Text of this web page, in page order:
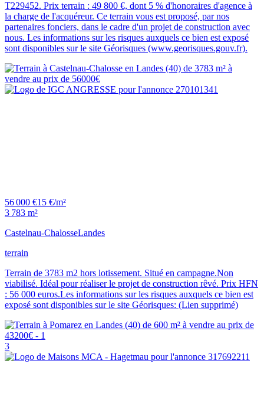
T229452. Prix terrain : 49 800 €, dont 5 % d'honoraires d'agence à
la charge de l'acquéreur. Ce terrain vous est proposé, par nos
partenaires fonciers, dans le cadre d'un projet de construction avec
nous. Les informations sur les risques auxquels ce bien est exposé
sont disponibles sur le site Géorisques (www.georisques.gouv.fr).
56 000 €15 €/m²
3 783 m²
Castelnau-ChalosseLandes
terrain
Terrain de 3783 m2 hors lotissement. Situé en campagne.Non
viabilisé. Idéal pour réaliser le projet de construction rêvé. Prix HFN
: 56 000 euros.Les informations sur les risques auxquels ce bien est
exposé sont disponibles sur le site Géorisques: (Lien supprimé)
3